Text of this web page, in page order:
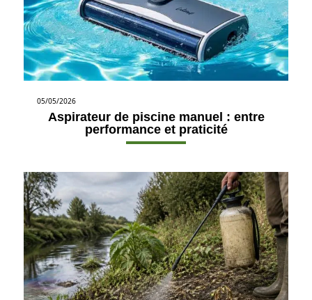
05/05/2026
Aspirateur de piscine manuel : entre
performance et praticité